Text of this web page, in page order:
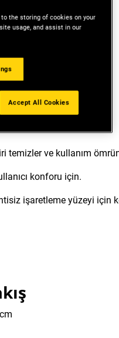
temizler ve kullanım
konforu için.
işaretleme yüzeyi için
to the storing of cookies on your
usage, and assist in our
Accept All Cookies